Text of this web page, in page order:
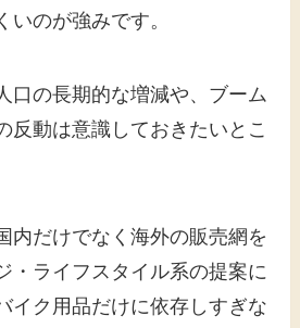
いのが強みです。
口の長期的な増減や、ブーム
反動は意識しておきたいとこ
内だけでなく海外の販売網を
・ライフスタイル系の提案に
イク用品だけに依存しすぎな